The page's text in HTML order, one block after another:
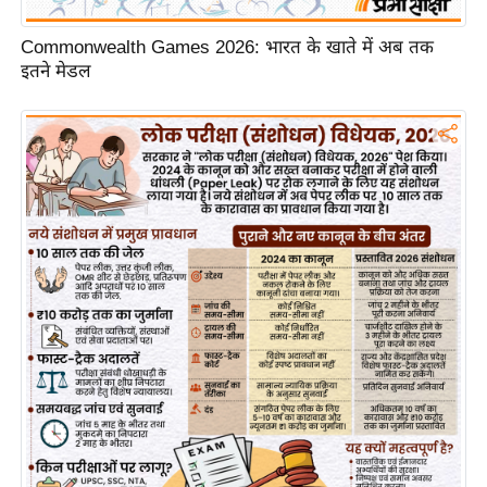
/
फै
श
न
घ
रे
लू
नु
स्खे
प
र्य
ट
न
स्थ
ल
फि
Commonwealth Games 2026: भारत के खाते में अब तक
इतने मेडल